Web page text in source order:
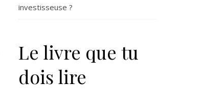
investisseuse ?
Le livre que tu
dois lire